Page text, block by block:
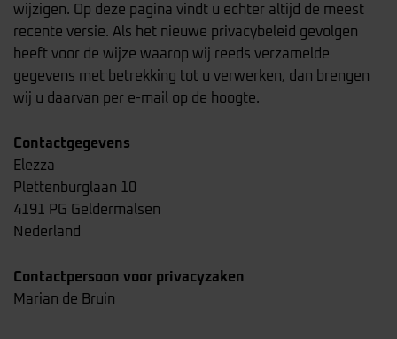
wijzigen. Op deze pagina vindt u echter altijd de meest
recente versie. Als het nieuwe privacybeleid gevolgen
heeft voor de wijze waarop wij reeds verzamelde
gegevens met betrekking tot u verwerken, dan brengen
wij u daarvan per e-mail op de hoogte.
Contactgegevens
Elezza
Plettenburglaan 10
4191 PG Geldermalsen
Nederland
Contactpersoon voor privacyzaken
Marian de Bruin